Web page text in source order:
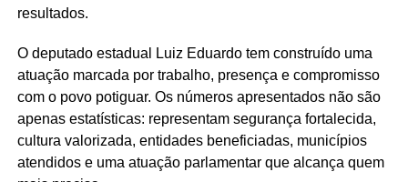
resultados.
O deputado estadual Luiz Eduardo tem construído uma
atuação marcada por trabalho, presença e compromisso
com o povo potiguar. Os números apresentados não são
apenas estatísticas: representam segurança fortalecida,
cultura valorizada, entidades beneficiadas, municípios
atendidos e uma atuação parlamentar que alcança quem